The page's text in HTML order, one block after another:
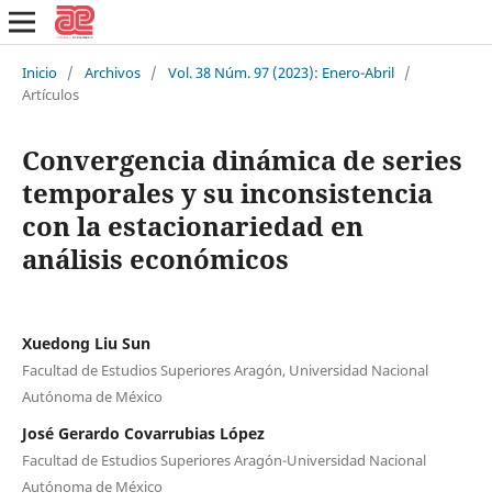
Inicio / Archivos / Vol. 38 Núm. 97 (2023): Enero-Abril /
Artículos
Convergencia dinámica de series
temporales y su inconsistencia
con la estacionariedad en
análisis económicos
Xuedong Liu Sun
Facultad de Estudios Superiores Aragón, Universidad Nacional
Autónoma de México
José Gerardo Covarrubias López
Facultad de Estudios Superiores Aragón-Universidad Nacional
Autónoma de México